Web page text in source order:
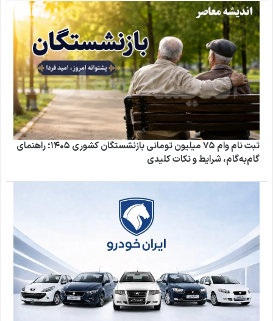
ثبت نام وام ۷۵ میلیون تومانی بازنشستگان کشوری ۱۴۰۵؛ راهنمای
گام‌به‌گام، شرایط و نکات کلیدی